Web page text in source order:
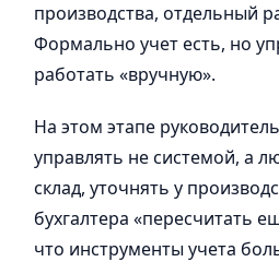
производства, отдельный
Формально учет есть, но
работать «вручную».
На этом этапе
управлять не системой, а
склад, уточнять у
бухгалтера «пересчитать
что инструменты учета